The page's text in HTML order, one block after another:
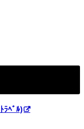
ﾗﾍﾞﾙ)